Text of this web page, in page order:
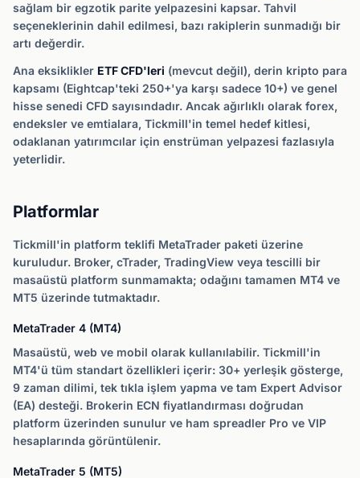
sağlam bir egzotik parite yelpazesini kapsar. Tahvil
seçeneklerinin dahil edilmesi, bazı rakiplerin sunmadığı bir
artı değerdir.
Ana eksiklikler ETF CFD'leri (mevcut değil), derin kripto para
kapsamı (Eightcap'teki 250+'ya karşı sadece 10+) ve genel
hisse senedi CFD sayısındadır. Ancak ağırlıklı olarak forex,
endeksler ve emtialara, Tickmill'in temel hedef kitlesi,
odaklanan yatırımcılar için enstrüman yelpazesi fazlasıyla
yeterlidir.
Platformlar
Tickmill'in platform teklifi MetaTrader paketi üzerine
kuruludur. Broker, cTrader, TradingView veya tescilli bir
masaüstü platform sunmamakta; odağını tamamen MT4 ve
MT5 üzerinde tutmaktadır.
MetaTrader 4 (MT4)
Masaüstü, web ve mobil olarak kullanılabilir. Tickmill'in
MT4'ü tüm standart özellikleri içerir: 30+ yerleşik gösterge,
9 zaman dilimi, tek tıkla işlem yapma ve tam Expert Advisor
(EA) desteği. Brokerin ECN fiyatlandırması doğrudan
platform üzerinden sunulur ve ham spreadler Pro ve VIP
hesaplarında görüntülenir.
MetaTrader 5 (MT5)